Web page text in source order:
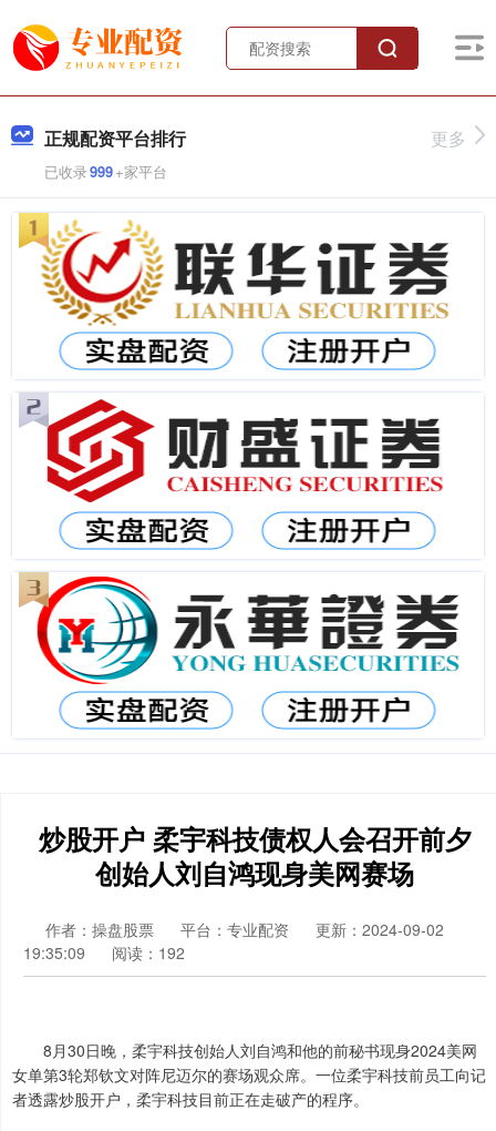
正规配资平台排行
已收录999+家平台
更多
炒股开户 柔宇科技债权人会召开前夕
创始人刘自鸿现身美网赛场
作者：操盘股票 平台：专业配资
更新：2024-09-02
19:35:09
阅读：192
8月30日晚，柔宇科技创始人刘自鸿和他的前秘书现身2024美网
女单第3轮郑钦文对阵尼迈尔的赛场观众席。一位柔宇科技前员工向记
者透露炒股开户，柔宇科技目前正在走破产的程序。